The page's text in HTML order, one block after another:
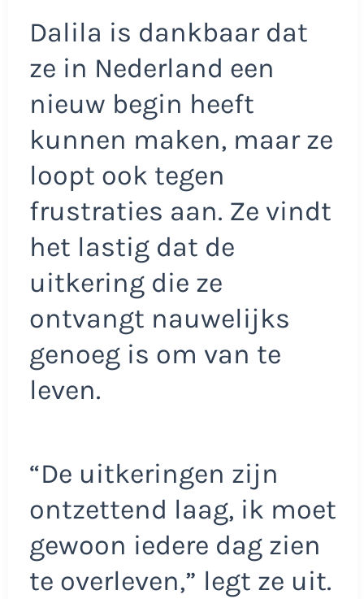
Dalila is dankbaar dat
ze in Nederland een
nieuw begin heeft
kunnen maken, maar ze
loopt ook tegen
frustraties aan. Ze vindt
het lastig dat de
uitkering die ze
ontvangt nauwelijks
genoeg is om van te
leven.
“De uitkeringen zijn
ontzettend laag, ik moet
gewoon iedere dag zien
te overleven,” legt ze uit.